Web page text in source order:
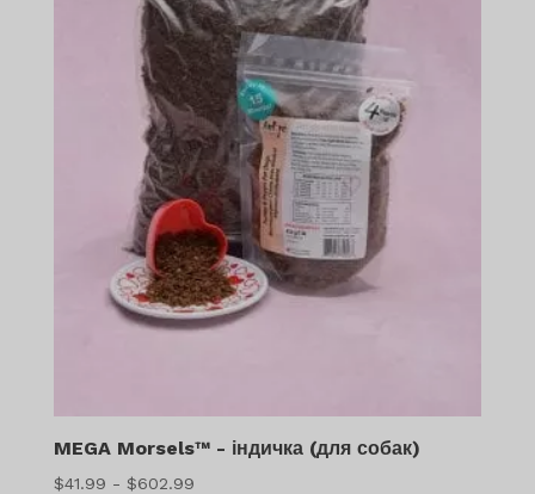
MEGA Morsels™ - індичка (для собак)
$41.99 - $602.99Діапазон